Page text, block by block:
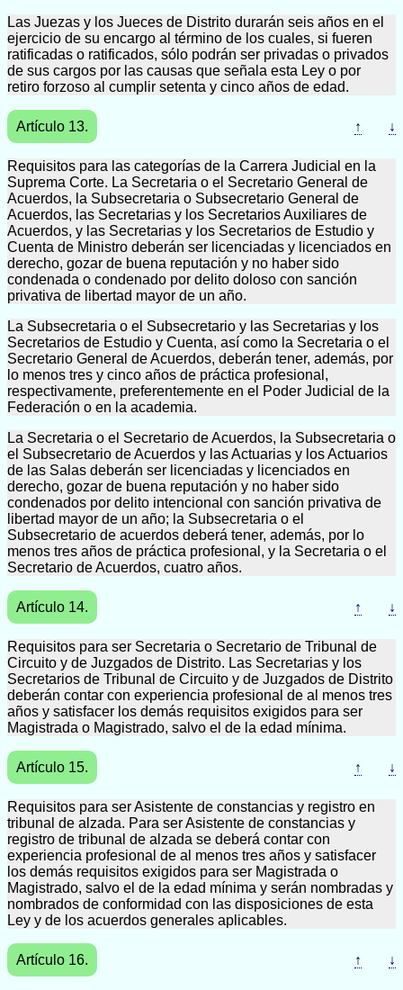
Las Juezas y los Jueces de Distrito durarán seis años en el
ejercicio de su encargo al término de los cuales, si fueren
ratificadas o ratificados, sólo podrán ser privadas o privados
de sus cargos por las causas que señala esta Ley o por
retiro forzoso al cumplir setenta y cinco años de edad.
Artículo 13. ↑ ↓
Requisitos para las categorías de la Carrera Judicial en la
Suprema Corte. La Secretaria o el Secretario General de
Acuerdos, la Subsecretaria o Subsecretario General de
Acuerdos, las Secretarias y los Secretarios Auxiliares de
Acuerdos, y las Secretarias y los Secretarios de Estudio y
Cuenta de Ministro deberán ser licenciadas y licenciados en
derecho, gozar de buena reputación y no haber sido
condenada o condenado por delito doloso con sanción
privativa de libertad mayor de un año.
La Subsecretaria o el Subsecretario y las Secretarias y los
Secretarios de Estudio y Cuenta, así como la Secretaria o el
Secretario General de Acuerdos, deberán tener, además, por
lo menos tres y cinco años de práctica profesional,
respectivamente, preferentemente en el Poder Judicial de la
Federación o en la academia.
La Secretaria o el Secretario de Acuerdos, la Subsecretaria o
el Subsecretario de Acuerdos y las Actuarias y los Actuarios
de las Salas deberán ser licenciadas y licenciados en
derecho, gozar de buena reputación y no haber sido
condenados por delito intencional con sanción privativa de
libertad mayor de un año; la Subsecretaria o el
Subsecretario de acuerdos deberá tener, además, por lo
menos tres años de práctica profesional, y la Secretaria o el
Secretario de Acuerdos, cuatro años.
Artículo 14. ↑ ↓
Requisitos para ser Secretaria o Secretario de Tribunal de
Circuito y de Juzgados de Distrito. Las Secretarias y los
Secretarios de Tribunal de Circuito y de Juzgados de Distrito
deberán contar con experiencia profesional de al menos tres
años y satisfacer los demás requisitos exigidos para ser
Magistrada o Magistrado, salvo el de la edad mínima.
Artículo 15. ↑ ↓
Requisitos para ser Asistente de constancias y registro en
tribunal de alzada. Para ser Asistente de constancias y
registro de tribunal de alzada se deberá contar con
experiencia profesional de al menos tres años y satisfacer
los demás requisitos exigidos para ser Magistrada o
Magistrado, salvo el de la edad mínima y serán nombradas y
nombrados de conformidad con las disposiciones de esta
Ley y de los acuerdos generales aplicables.
Artículo 16. ↑ ↓